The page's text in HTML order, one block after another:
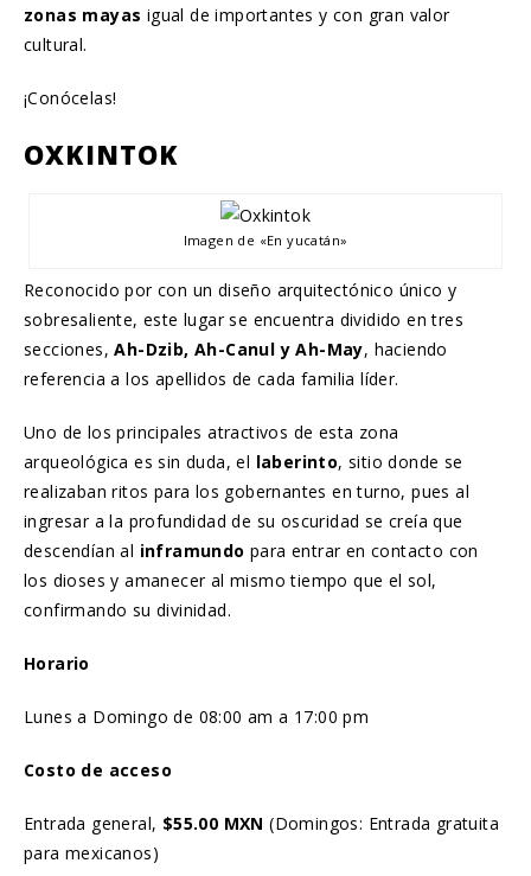
zonas mayas igual de importantes y con gran valor
cultural.
¡Conócelas!
OXKINTOK
Imagen de «En yucatán»
Reconocido por con un diseño arquitectónico único y
sobresaliente, este lugar se encuentra dividido en tres
secciones,Ah-Dzib, Ah-Canul y Ah-May, haciendo
referencia a los apellidos de cada familia líder.
Uno de los principales atractivos de esta zona
arqueológica es sin duda, el laberinto, sitio donde se
realizaban ritos para los gobernantes en turno, pues al
ingresar a la profundidad de su oscuridad se creía que
descendían al inframundo para entrar en contacto con
los dioses y amanecer al mismo tiempo que el sol,
confirmando su divinidad.
Horario
Lunes a Domingo de 08:00 am a 17:00 pm
Costo de acceso
Entrada general, $55.00 MXN (Domingos: Entrada gratuita
para mexicanos)